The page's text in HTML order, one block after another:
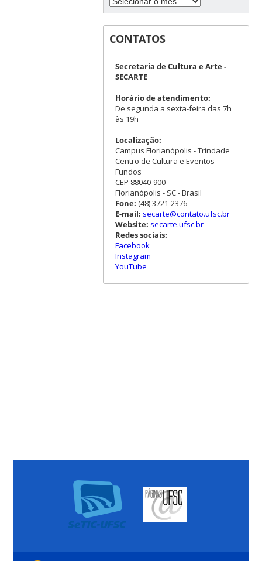
CONTATOS
Secretaria de Cultura e Arte -
SECARTE
Horário de atendimento:
De segunda a sexta-feira das 7h
às 19h
Localização:
Campus Florianópolis - Trindade
Centro de Cultura e Eventos -
Fundos
CEP 88040-900
Florianópolis - SC - Brasil
Fone: (48) 3721-2376
E-mail: secarte@contato.ufsc.br
Website: secarte.ufsc.br
Redes sociais:
Facebook
Instagram
YouTube